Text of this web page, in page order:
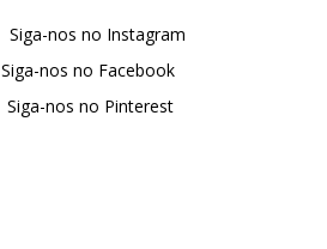
Siga-nos no Instagram
Siga-nos no Facebook
Siga-nos no Pinterest